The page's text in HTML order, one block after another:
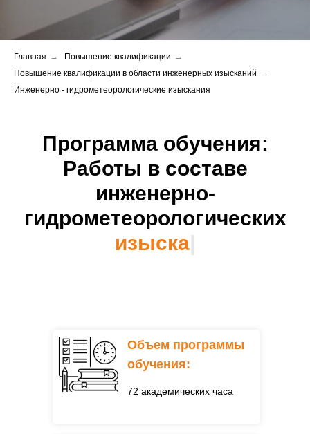
Главная → Повышение квалификации →
Повышение квалификации в области инженерных изысканий →
Инженерно - гидрометеорологические изыскания
Программа обучения:
Работы в составе
инженерно-
гидрометеорологическихи
|
72 академических часа
Объем программы
обучения: